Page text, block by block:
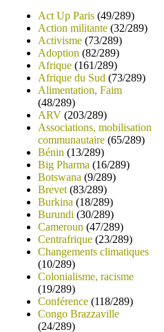
Act Up Paris (49/289)
Action militante (32/289)
Activisme (73/289)
Adoption (82/289)
Afrique (161/289)
Afrique du Sud (73/289)
Alimentation, Faim
(48/289)
ARV (203/289)
Associations, mobilisation
communautaire (65/289)
Bénin (13/289)
Big Pharma (16/289)
Botswana (9/289)
Brevet (83/289)
Burkina (18/289)
Burundi (30/289)
Cameroun (47/289)
Centrafrique (23/289)
Changements climatiques
(10/289)
Colonialisme, racisme
(19/289)
Conférence (118/289)
Congo Brazzaville
(24/289)